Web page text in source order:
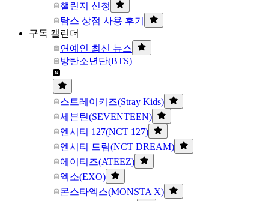
챌린지 신청
탐스 상점 사용 후기
구독 캘린더
연예인 최신 뉴스
방탄소년단(BTS)
스트레이키즈(Stray Kids)
세븐틴(SEVENTEEN)
엔시티 127(NCT 127)
엔시티 드림(NCT DREAM)
에이티즈(ATEEZ)
엑소(EXO)
몬스타엑스(MONSTA X)